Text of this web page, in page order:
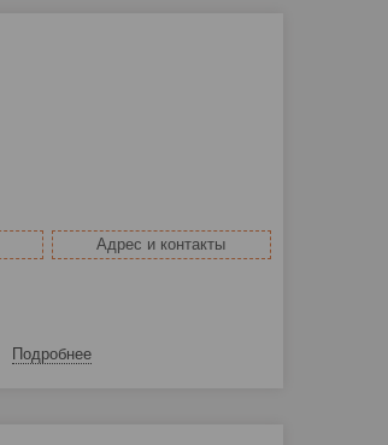
Адрес и контакты
Подробнее